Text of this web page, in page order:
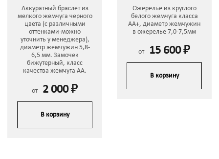
Аккуратный браслет из
мелкого жемчуга черного
цвета (с различными
оттенками-можно
уточнить у менеджера),
диаметр жемчужин 5,8-
6,5 мм. Замочек
бижутерный, класс
качества жемчуга АА.
от 2 000 ₽
В корзину
Ожерелье из круглого
белого жемчуга класса
АА+, диаметр жемчужин
в ожерелье 7,0-7,5мм
от 15 600 ₽
В корзину